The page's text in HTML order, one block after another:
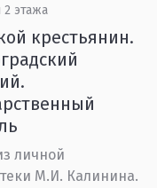
2 этажа
крестьянин.
личной
М.И. Калинина.